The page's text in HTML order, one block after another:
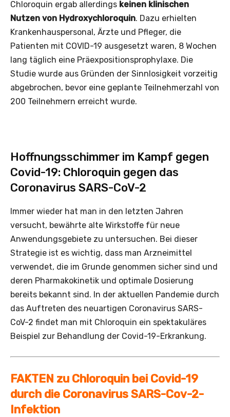
Chloroquin ergab allerdings keinen klinischen
Nutzen von Hydroxychloroquin. Dazu erhielten
Krankenhauspersonal, Ärzte und Pfleger, die
Patienten mit COVID-19 ausgesetzt waren, 8 Wochen
lang täglich eine Präexpositionsprophylaxe. Die
Studie wurde aus Gründen der Sinnlosigkeit vorzeitig
abgebrochen, bevor eine geplante Teilnehmerzahl von
200 Teilnehmern erreicht wurde.
Hoffnungsschimmer im Kampf gegen
Covid-19: Chloroquin gegen das
Coronavirus SARS-CoV-2
Immer wieder hat man in den letzten Jahren
versucht, bewährte alte Wirkstoffe für neue
Anwendungsgebiete zu untersuchen. Bei dieser
Strategie ist es wichtig, dass man Arzneimittel
verwendet, die im Grunde genommen sicher sind und
deren Pharmakokinetik und optimale Dosierung
bereits bekannt sind. In der aktuellen Pandemie durch
das Auftreten des neuartigen Coronavirus SARS-
CoV-2 findet man mit Chloroquin ein spektakuläres
Beispiel zur Behandlung der Covid-19-Erkrankung.
FAKTEN zu Chloroquin bei Covid-19
durch die Coronavirus SARS-Cov-2-
Infektion